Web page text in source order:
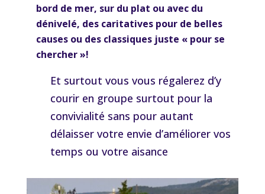
bord de mer, sur du plat ou avec du
dénivelé, des caritatives pour de belles
causes ou des classiques juste « pour se
chercher »!
Et surtout vous vous régalerez d’y
courir en groupe surtout pour la
convivialité sans pour autant
délaisser votre envie d’améliorer vos
temps ou votre aisance